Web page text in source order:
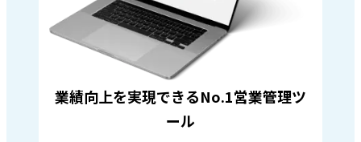
業績向上を実現できるNo.1営業管理ツ
ール